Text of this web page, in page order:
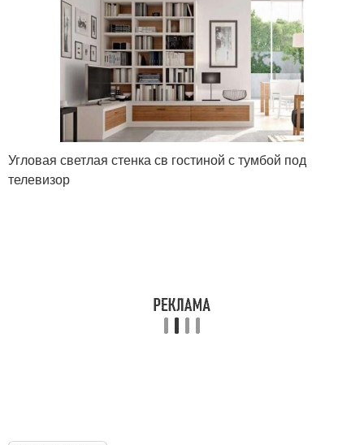
Угловая светлая стенка св гостиной с тумбой под
телевизор